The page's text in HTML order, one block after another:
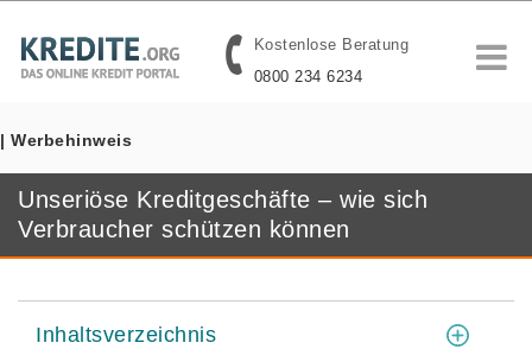
Kostenlose Beratung
0800 234 6234
| Werbehinweis
Unseriöse Kreditgeschäfte – wie sich
Verbraucher schützen können
Inhaltsverzeichnis